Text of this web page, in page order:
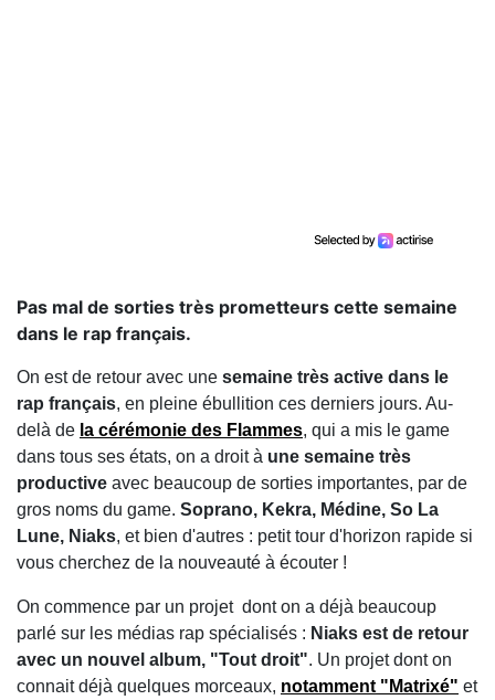
Pas mal de sorties très prometteurs cette semaine
dans le rap français.
On est de retour avec une semaine très active dans le
rap français, en pleine ébullition ces derniers jours. Au-
delà de la cérémonie des Flammes, qui a mis le game
dans tous ses états, on a droit à une semaine très
productive avec beaucoup de sorties importantes, par de
gros noms du game. Soprano, Kekra, Médine, So La
Lune, Niaks, et bien d'autres : petit tour d'horizon rapide si
vous cherchez de la nouveauté à écouter !
On commence par un projet dont on a déjà beaucoup
parlé sur les médias rap spécialisés : Niaks est de retour
avec un nouvel album, "Tout droit". Un projet dont on
connait déjà quelques morceaux, notamment "Matrixé" et